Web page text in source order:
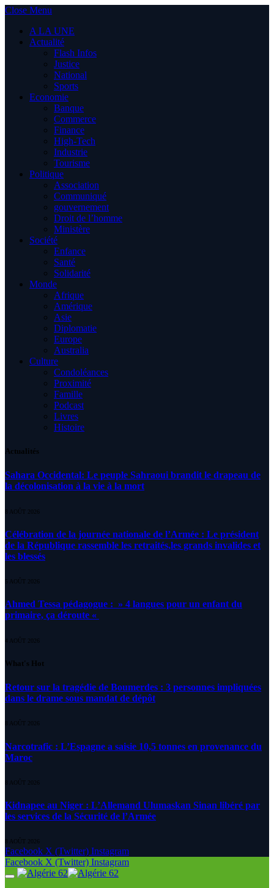
Close Menu
A LA UNE
Actualité
Flash Infos
Justice
National
Sports
Economie
Banque
Commerce
Finance
High-Tech
Industrie
Tourisme
Politique
Association
Communiqué
gouvernement
Droit de l’homme
Ministère
Société
Enfance
Santé
Solidarité
Monde
Afrique
Amérique
Asie
Diplomatie
Europe
Australia
Culture
Condoléances
Proximité
Famille
Podcast
Livres
Histoire
Actualités
Sahara Occidental: Le peuple Sahraoui brandit le drapeau de
la décolonisation à la vie à la mort
8 AOÛT 2026
Célébration de la journée nationale de l’Armée : Le président
de la République rassemble les retraités,les grands invalides et
les blessés
5 AOÛT 2026
Ahmed Tessa pédagogue : » 4 langues pour un enfant du
primaire, ça déroute «
4 AOÛT 2026
What's Hot
Retour sur la tragédie de Boumerdes : 3 personnes impliquées
dans le drame sous mandat de dépôt
8 AOÛT 2026
Narcotrafic : L’Espagne a saisie 10,5 tonnes en provenance du
Maroc
8 AOÛT 2026
Kidnapee au Niger : L’Allemand Ulumaskan Sinan libéré par
les services de la Sécurité de l’Armée
8 AOÛT 2026
Facebook X (Twitter) Instagram
Facebook X (Twitter) Instagram